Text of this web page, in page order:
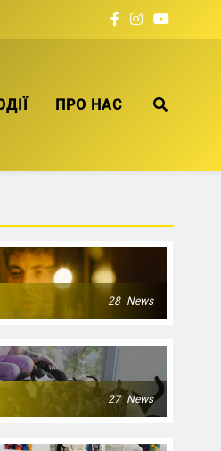
ПРО НАС
28 News
27 News